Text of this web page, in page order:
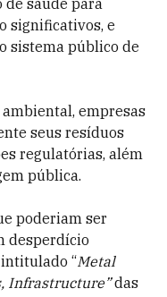
de saúde para
significativos, e
sistema público de
empresas
seus resíduos
regulatórias, além
pública.
poderiam ser
desperdício
“Metal
Infrastructure”das